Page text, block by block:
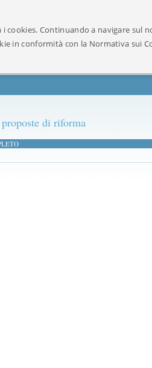
di riforma
cookies. Continuando a navigare sul
in conformità con la Normativa sui